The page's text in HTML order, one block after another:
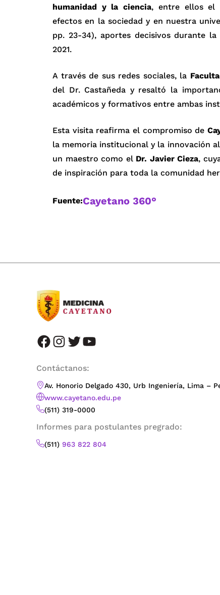
humanidad y la ciencia, entre ellos el
efectos en la sociedad y en nuestra
pp. 23-34), aportes decisivos durante
2021.
A través de sus redes sociales, la
del Dr. Castañeda y resaltó la
académicos y formativos entre ambas
Esta visita reafirma el compromiso de
la memoria institucional y la innovación
un maestro como el Dr. Javier Cieza,
de inspiración para toda la comunidad
Fuente:Cayetano 360°
facebook instagram twitter youtube
Contáctanos:
Av. Honorio Delgado 430, Urb Ingeniería, Lima –
www.cayetano.edu.pe
(511) 319-0000
Informes para postulantes pregrado:
(511) 963 822 804